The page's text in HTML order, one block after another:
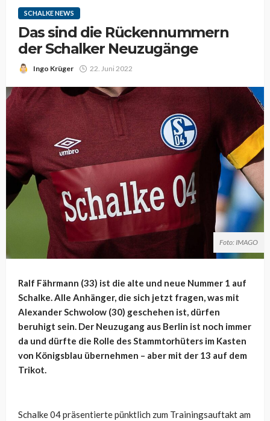
SCHALKE NEWS
Das sind die Rückennummern
der Schalker Neuzugänge
Ingo Krüger 22. Juni 2022
Foto: IMAGO
Ralf Fährmann (33) ist die alte und neue Nummer 1 auf
Schalke. Alle Anhänger, die sich jetzt fragen, was mit
Alexander Schwolow (30) geschehen ist, dürfen
beruhigt sein. Der Neuzugang aus Berlin ist noch immer
da und dürfte die Rolle des Stammtorhüters im Kasten
von Königsblau übernehmen – aber mit der 13 auf dem
Trikot.
Schalke 04 präsentierte pünktlich zum Trainingsauftakt am